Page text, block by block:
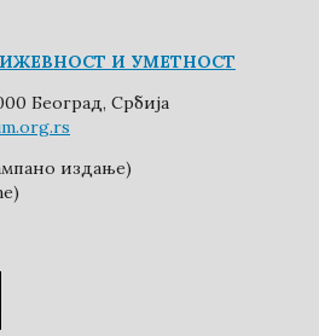
И УМЕТНОСТ
Београд, Србија
издање)